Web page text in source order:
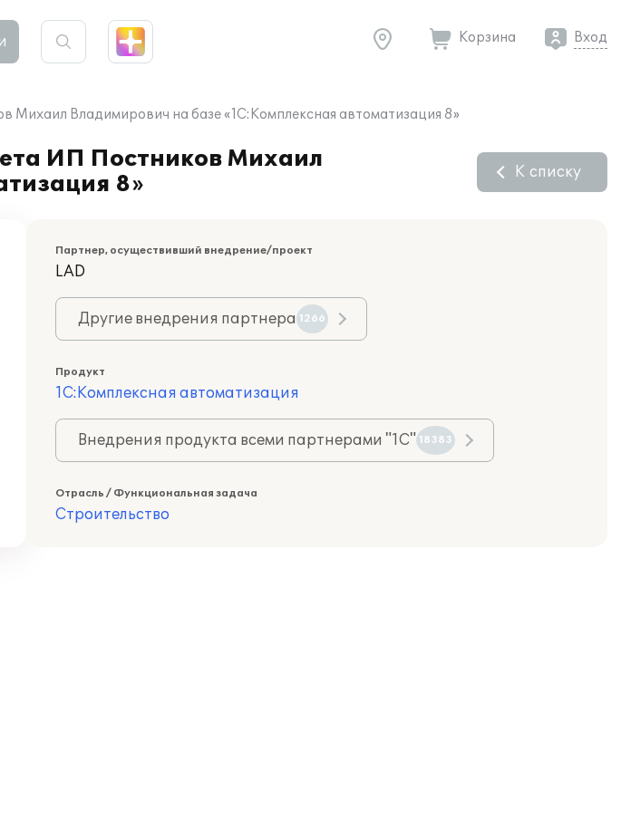
Корзина Вход
Михаил Владимирович на базе «1С:Комплексная автоматизация 8»
ИП Постников Михаил
8»
К списку
Партнер, осуществивший внедрение/проект
LAD
Другие внедрения партнера 1266
Продукт
1С:Комплексная автоматизация
Внедрения продукта всеми партнерами "1С" 18383
Отрасль / Функциональная задача
Строительство